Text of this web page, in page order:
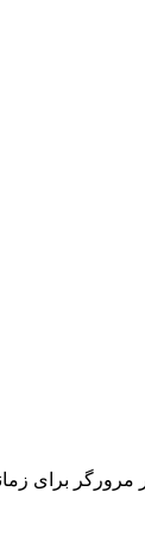
مرورگر برای